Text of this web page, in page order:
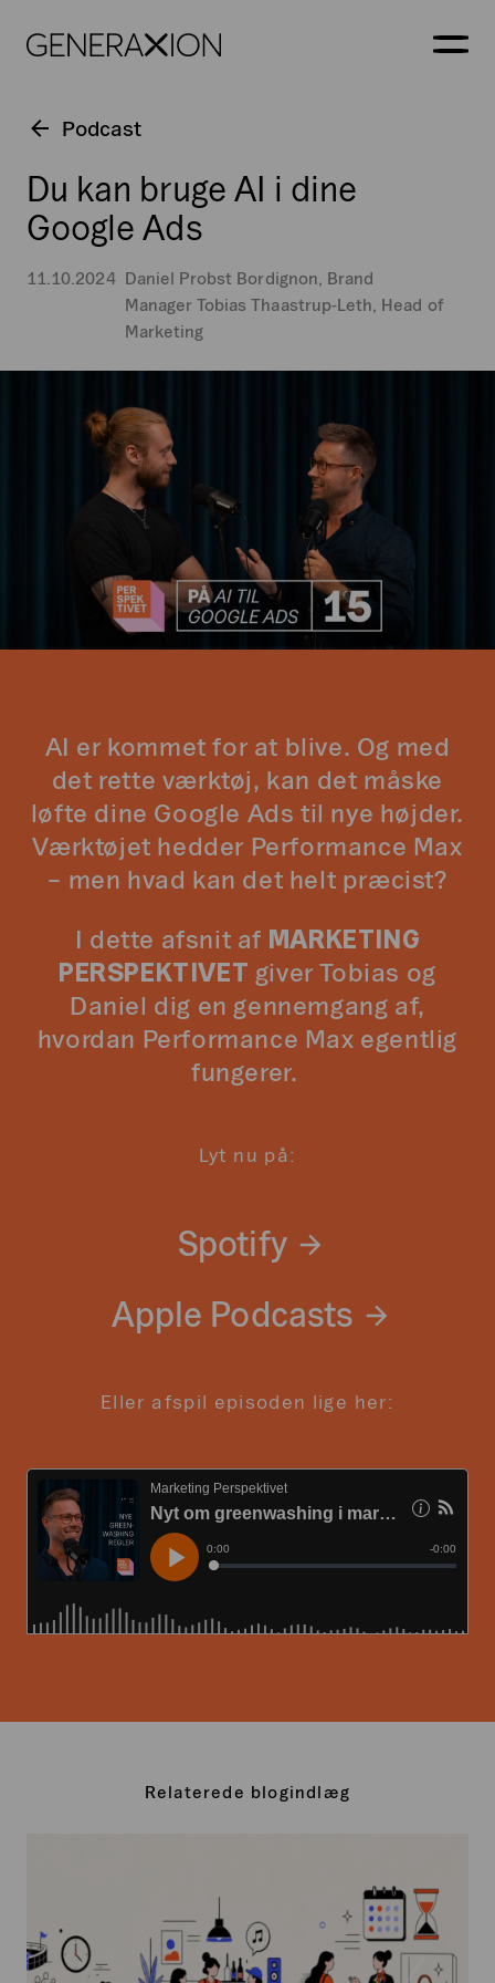
Generaxion
Podcast
Du kan bruge AI i dine
Google Ads
11.10.2024 Daniel Probst Bordignon, Brand
Manager Tobias Thaastrup-Leth, Head of
Marketing
AI er kommet for at blive. Og med
det rette værktøj, kan det måske
løfte dine Google Ads til nye højder.
Værktøjet hedder Performance Max
– men hvad kan det helt præcist?
I dette afsnit af MARKETING
PERSPEKTIVET giver Tobias og
Daniel dig en gennemgang af,
hvordan Performance Max egentlig
fungerer.
Lyt nu på:
Spotify
Apple Podcasts
Eller afspil episoden lige her:
Relaterede blogindlæg